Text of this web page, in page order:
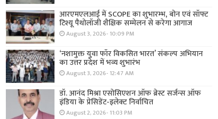
आरएमएलआई में SCOPE का शुभारम्भ, बोन एवं सॉफ्ट
टिश्यू पैथोलॉजी शैक्षिक सम्मेलन से करेगा आगाज
August 3, 2026- 10:09 PM
‘नशामुक्त युवा फॉर विकसित भारत’ संकल्प अभियान
का उत्तर प्रदेश में भव्य शुभारंभ
August 3, 2026- 12:47 AM
डॉ. आनंद मिश्रा एसोसिएशन ऑफ ब्रेस्ट सर्जन्स ऑफ
इंडिया के प्रेसिडेंट-इलेक्ट निर्वाचित
August 2, 2026- 11:03 PM